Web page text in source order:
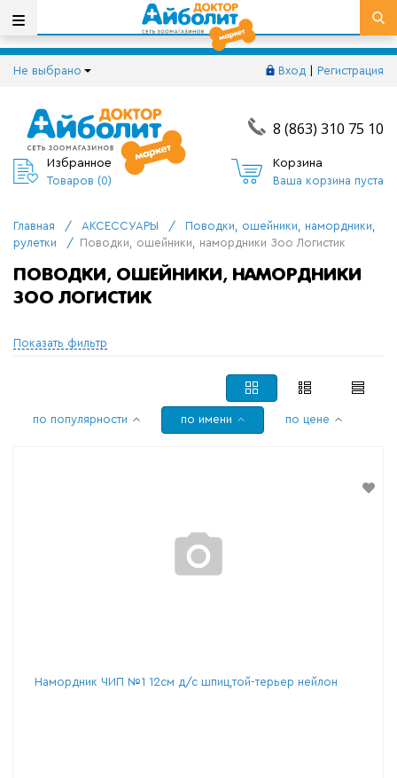
Не выбрано Вход Регистрация
8 (863) 310 75 10
Избранное
Товаров (0)
Корзина
Ваша корзина пуста
Главная / АКСЕССУАРЫ /
Поводки, ошейники, намордники,
рулетки
/ Поводки, ошейники, намордники Зоо Логистик
ПОВОДКИ, ОШЕЙНИКИ, НАМОРДНИКИ
ЗОО ЛОГИСТИК
Показать фильтр
по популярности по имени по цене
Намордник ЧИП №1 12см д/с шпиц,той-терьер нейлон